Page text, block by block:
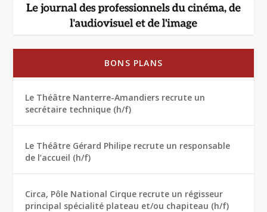
BONS PLANS
Le Théâtre Nanterre-Amandiers recrute un
secrétaire technique (h/f)
Le Théâtre Gérard Philipe recrute un responsable
de l’accueil (h/f)
Circa, Pôle National Cirque recrute un régisseur
principal spécialité plateau et/ou chapiteau (h/f)